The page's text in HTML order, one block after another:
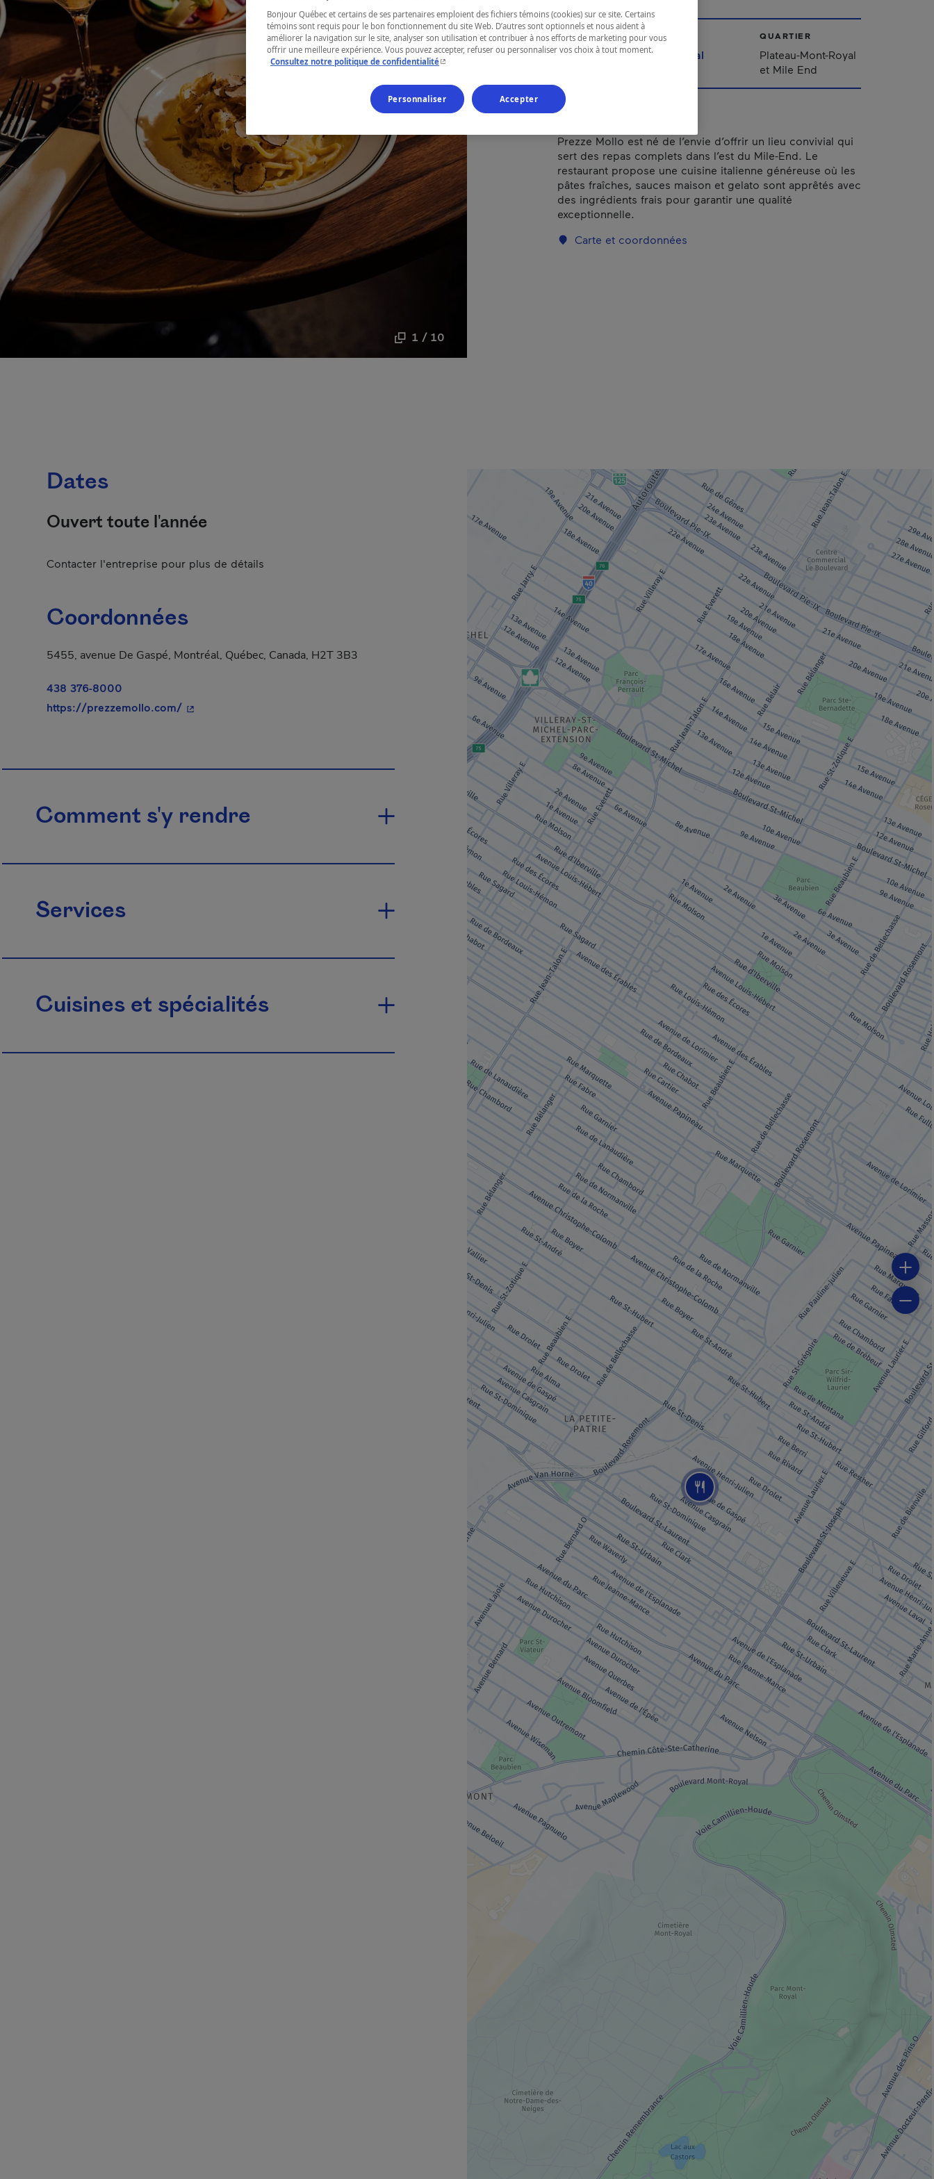
1 / 10
RÉGION
Montréal
VILLE
Montréal
QUARTIER
Plateau-Mont-Royal
et Mile End
Prezze Mollo est né de l’envie d’offrir un lieu convivial qui
sert des repas complets dans l’est du Mile-End. Le
restaurant propose une cuisine italienne généreuse où les
pâtes fraîches, sauces maison et gelato sont apprêtés avec
des ingrédients frais pour garantir une qualité
exceptionnelle.
Carte et coordonnées
Dates
Ouvert toute l'année
Contacter l'entreprise pour plus de détails
Coordonnées
5455, avenue De Gaspé, Montréal, Québec, Canada, H2T 3B3
438 376-8000
https://prezzemollo.com/- Cet hyperlien s'ouvrira dans une nouvelle fenêtre.
Comment s'y rendre
Services
Cuisines et spécialités
Bonjour Québec et certains de ses partenaires emploient des fichiers témoins (cookies) sur ce site. Certains
témoins sont requis pour le bon fonctionnement du site Web. D’autres sont optionnels et nous aident à
améliorer la navigation sur le site, analyser son utilisation et contribuer à nos efforts de marketing pour vous
offrir une meilleure expérience. Vous pouvez accepter, refuser ou personnaliser vos choix à tout moment.
Consultez notre politique de confidentialité- Cet hyperlien s'ouvrira dans une nouvelle fenêtre.
Personnaliser Accepter